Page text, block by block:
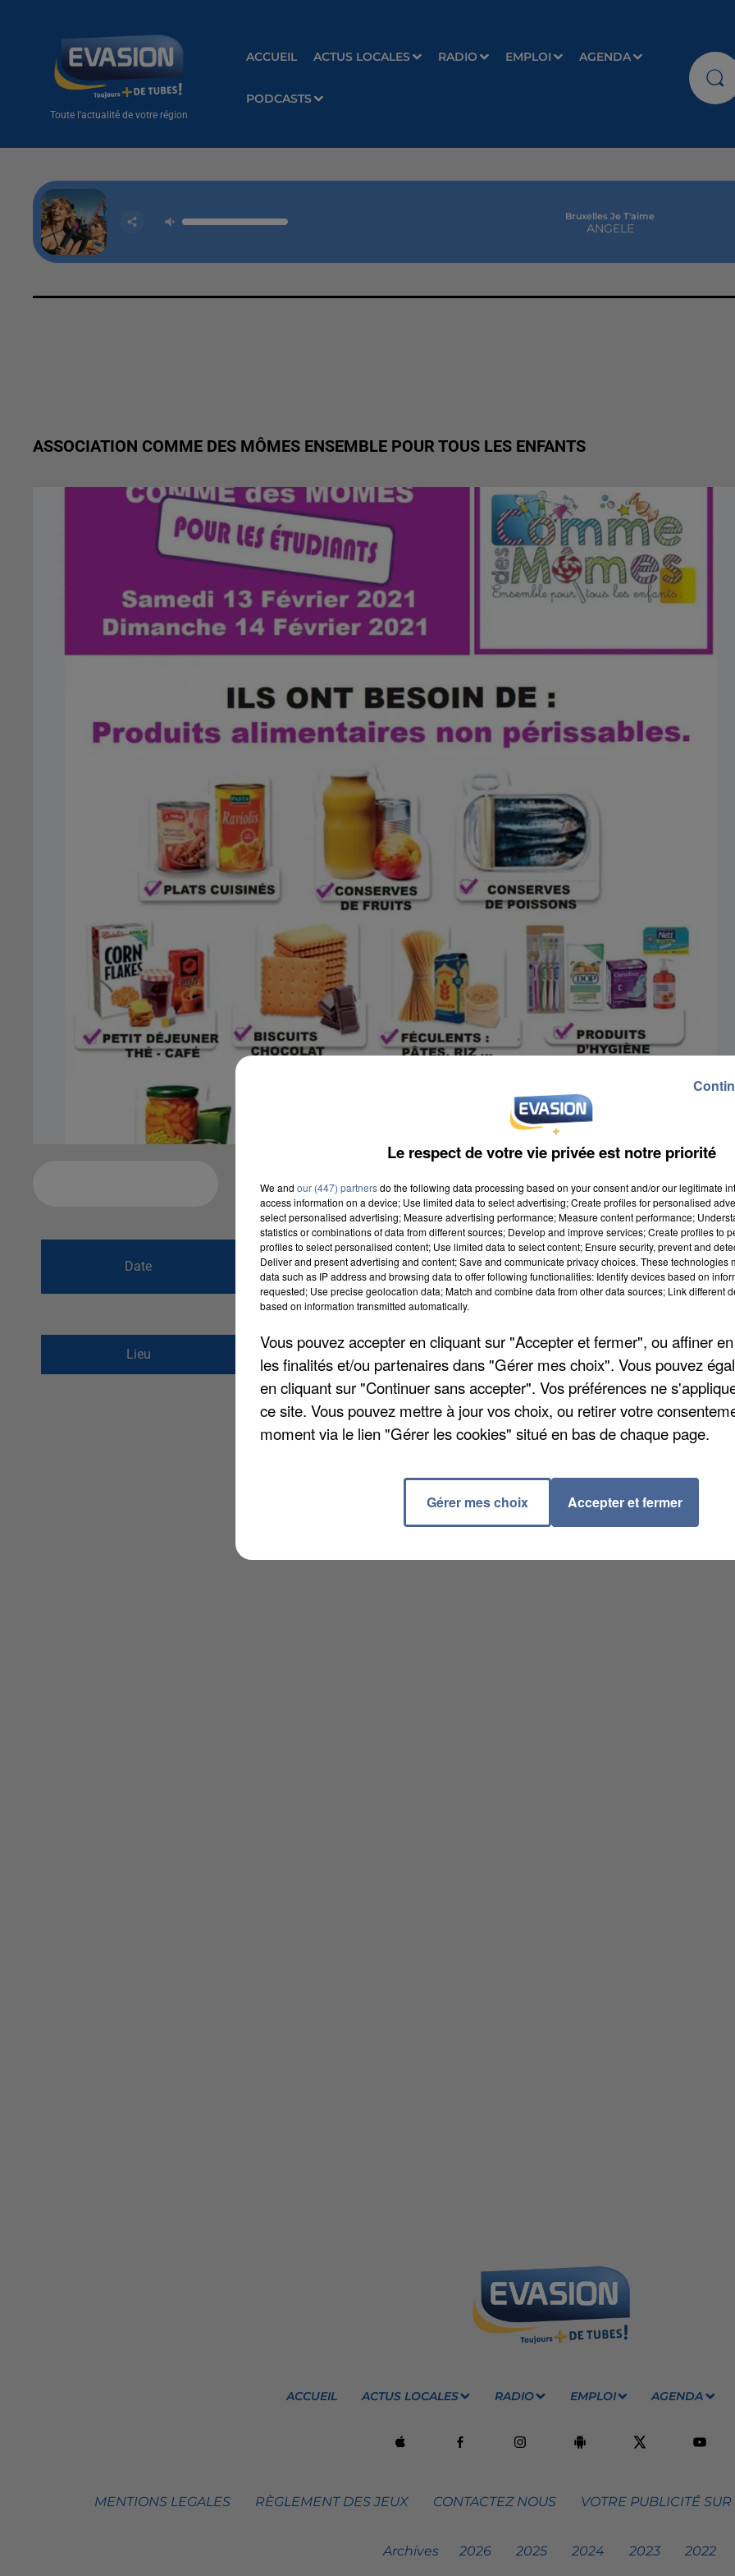
Toute l'actualité de votre région
ACCUEIL ACTUS LOCALES RADIO EMPLOI AGENDA
PODCASTS
Bruxelles Je T'aime
ANGELE
ASSOCIATION COMME DES MÔMES ENSEMBLE POUR TOUS LES ENFANTS
Date
du13 février 2021 à 8h00
au14 février 2021 à 18h59
Lieu
Rue du Moulin
28130 PIERRES
ACCUEIL ACTUS LOCALES RADIO EMPLOI AGENDA
MENTIONS LEGALES RÈGLEMENT DES JEUX CONTACTEZ NOUS VOTRE PUBLICITÉ
Archives 2026 2025 2024 2023 2022
Le respect de votre vie privée est notre priorité
We and our (447) partnersdo the following data processing based on your consent and/or our legitimate
access information on a device; Use limited data to select advertising; Create profiles for personalised
select personalised advertising; Measure advertising performance; Measure content performance;
statistics or combinations of data from different sources; Develop and improve services; Create profiles to
profiles to select personalised content; Use limited data to select content; Ensure security, prevent and
Deliver and present advertising and content; Save and communicate privacy choices. These technologies
data such as IP address and browsing data to offer following functionalities: Identify devices based on
requested; Use precise geolocation data; Match and combine data from other data sources; Link different
based on information transmitted automatically.
Vous pouvez accepter en cliquant sur "Accepter et fermer", ou affiner
les finalités et/ou partenaires dans "Gérer mes choix". Vous pouvez
en cliquant sur "Continuer sans accepter". Vos préférences ne
ce site. Vous pouvez mettre à jour vos choix, ou retirer votre
moment via le lien "Gérer les cookies" situé en bas de chaque page.
Gérer mes choix Accepter et fermer